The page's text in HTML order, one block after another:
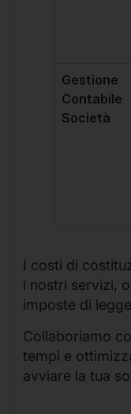
Gestione
Contabile
Società
I costi di
i nostri servizi,
imposte di
Collaboriamo
tempi e
avviare la tua